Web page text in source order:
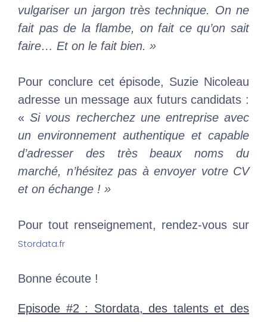
vulgariser un jargon très technique. On ne
fait pas de la flambe, on fait ce qu’on sait
faire… Et on le fait bien. »
Pour conclure cet épisode, Suzie Nicoleau
adresse un message aux futurs candidats :
«Si vous recherchez une entreprise avec
un environnement authentique et capable
d’adresser des très beaux noms du
marché, n’hésitez pas à envoyer votre CV
et on échange ! »
Pour tout renseignement, rendez-vous sur
Stordata.fr
Bonne écoute !
Episode #2 : Stordata, des talents et des